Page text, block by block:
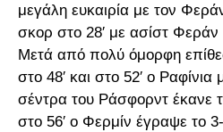
μεγάλη ευκαιρία με τον
σκορ στο 28′ με ασίστ
Μετά από πολύ όμορφη
στο 48′ και στο 52′ ο
σέντρα του Ράσφορντ έκανε
στο 56′ ο Φερμίν έγραψε το